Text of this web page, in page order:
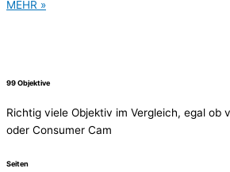
MEHR »
99 Objektive
Richtig viele Objektiv im Vergleich, egal ob
oder Consumer Cam
Seiten